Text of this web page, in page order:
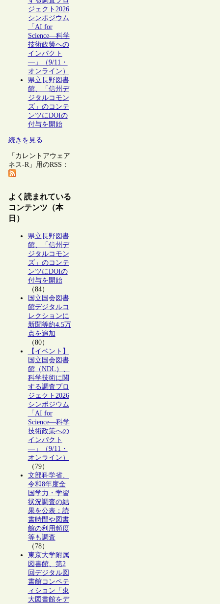
ジェクト2026
シンポジウム
「AI for
Science―科学
技術政策への
インパクト
―」（9/11・
オンライン）
県立長野図書
館、「信州デ
ジタルコモン
ズ」のコンテ
ンツにDOIの
付与を開始
続きを見る
「カレントアウェア
ネス-R」用のRSS：
よく読まれている
コンテンツ（本
日）
県立長野図書
館、「信州デ
ジタルコモン
ズ」のコンテ
ンツにDOIの
付与を開始
（84）
国立国会図書
館デジタルコ
レクションに
新聞等約4.5万
点を追加
（80）
【イベント】
国立国会図書
館（NDL）、
科学技術に関
する調査プロ
ジェクト2026
シンポジウム
「AI for
Science―科学
技術政策への
インパクト
―」（9/11・
オンライン）
（79）
文部科学省、
令和8年度全
国学力・学習
状況調査の結
果を公表：読
書時間や図書
館の利用頻度
等も調査
（78）
東京大学附属
図書館、第2
回デジタル図
書館コンペテ
ィション「東
大図書館をデ